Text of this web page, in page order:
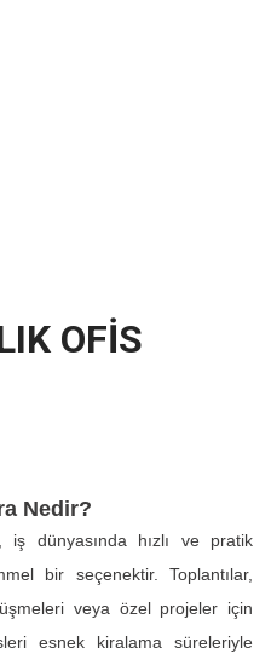
OFIS
Nedir?
iş dünyasında hızlı ve pratik
bir seçenektir. Toplantılar,
veya özel projeler için
esnek kiralama süreleriyle